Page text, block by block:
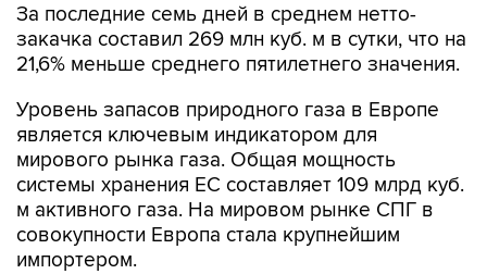
За последние семь дней в среднем нетто-
закачка составил 269 млн куб. м в сутки, что на
21,6% меньше среднего пятилетнего значения.
Уровень запасов природного газа в Европе
является ключевым индикатором для
мирового рынка газа. Общая мощность
системы хранения ЕС составляет 109 млрд куб.
м активного газа. На мировом рынке СПГ в
совокупности Европа стала крупнейшим
импортером.